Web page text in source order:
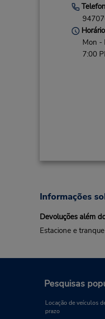
Mon -
7:00
Informações
Devoluções além
Estacione e
Pesquisas
Locação de veículos
prazo